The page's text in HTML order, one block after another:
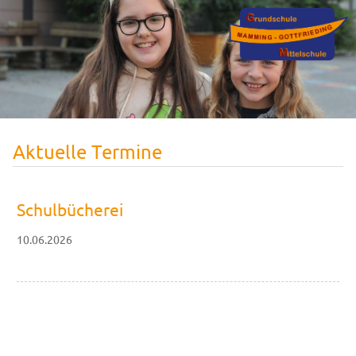
Aktuelle Termine
Schulbücherei
10.06.2026